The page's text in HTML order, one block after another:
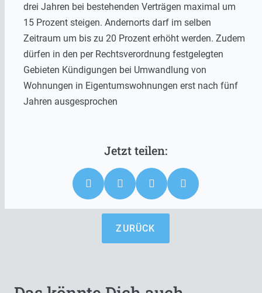
drei Jahren bei bestehenden Verträgen maximal um
15 Prozent steigen. Andernorts darf im selben
Zeitraum um bis zu 20 Prozent erhöht werden. Zudem
dürfen in den per Rechtsverordnung festgelegten
Gebieten Kündigungen bei Umwandlung von
Wohnungen in Eigentumswohnungen erst nach fünf
Jahren ausgesprochen
ZURÜCK